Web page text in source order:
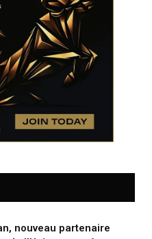
nouveau partenaire